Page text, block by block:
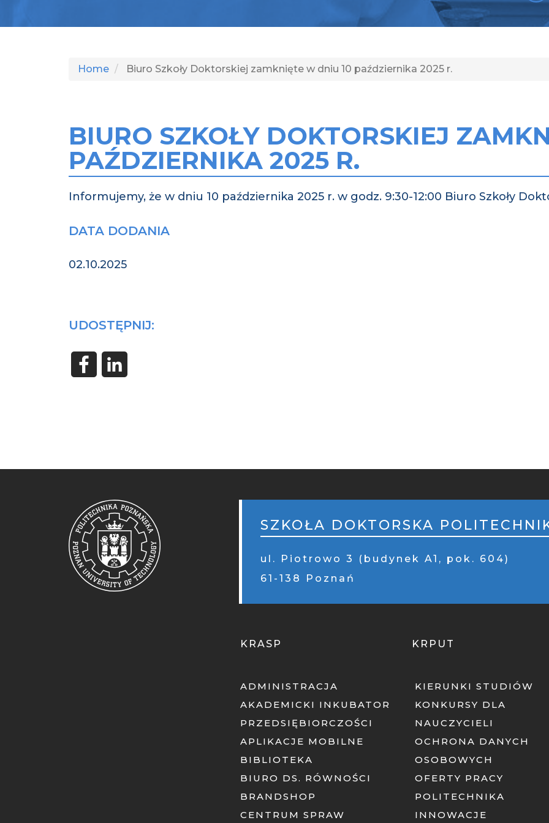
Home Biuro Szkoły Doktorskiej zamknięte w dniu 10 października 2025 r.
DATA DODANIA
02.10.2025
UDOSTĘPNIJ:
BIURO SZKOŁY DOKTORSKIEJ
PAŹDZIERNIKA 2025 R.
Informujemy, że w dniu 10 października 2025 r. w godz. 9:30-12:00 Biuro Szkoły
SZKOŁA DOKTORSKA
ul. Piotrowo 3 (budynek A1, pok. 604)
61-138 Poznań
KRASP KRPUT
MOBILE
ADMINISTRACJA
AKADEMICKI INKUBATOR
PRZEDSIĘBIORCZOŚCI
APLIKACJE MOBILNE
BIBLIOTEKA
BIURO DS. RÓWNOŚCI
BRANDSHOP
CENTRUM SPRAW
KIERUNKI STUDIÓW
KONKURSY DLA
NAUCZYCIELI
OCHRONA DANYCH
OSOBOWYCH
OFERTY PRACY
POLITECHNIKA
INNOWACJE